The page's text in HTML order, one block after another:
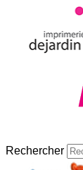
Rechercher